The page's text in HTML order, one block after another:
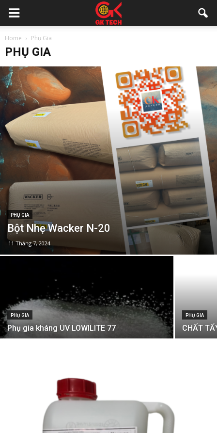
Home Phụ Gia
PHỤ GIA
PHỤ GIA
Bột Nhẹ Wacker N-20
11 Tháng 7, 2024
PHỤ GIA
Phụ gia kháng UV LOWILITE 77
PHỤ GIA
CHẤT